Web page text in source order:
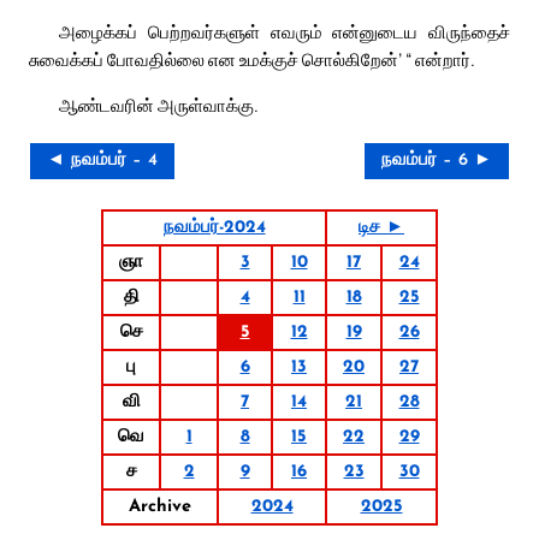
அழைக்கப் பெற்றவர்களுள் எவரும் என்னுடைய விருந்தைச்
சுவைக்கப் போவதில்லை என உமக்குச் சொல்கிறேன்’ “ என்றார்.
ஆண்டவரின் அருள்வாக்கு.
◄ நவம்பர் – 4 நவம்பர் – 6 ►
நவம்பர்-2024
டிச ►
ஞா
3 10 17
24
தி
4 11 18
25
செ
5 12 19
26
பு
6 13 20
27
வி
7 14 21
28
வெ
1 8 15 22
29
ச
2 9 16 23
30
Archive
2024 2025